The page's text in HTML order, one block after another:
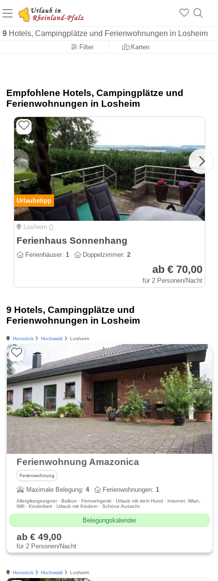
9 Hotels, Campingplätze und Ferienwohnungen in Losheim
Filter Karten
+1.500 Unterkünfte in Rheinland-Pfalz
+1.000 Sehenswürdigkeiten
Über 25 Jahre online
Empfohlene Hotels, Campingplätze und
Ferienwohnungen in Losheim
Urlaubstipp
Losheim ()
Ferienhaus Sonnenhang
Ferienhäuser: 1 Doppelzimmer: 2
ab € 70,00
für 2 Personen/Nacht
9 Hotels, Campingplätze und
Ferienwohnungen in Losheim
Hunsrück Hochwald Losheim
Ferienwohnung Amazonica
Ferienwohnung
Maximale Belegung:4 Ferienwohnungen:1
Allergikergeeignet · Balkon · Fernsehgerät · Urlaub mit dem Hund · Internet, Wlan,
Wifi · Kinderbett · Urlaub mit Kindern · Schöne Aussicht
Belegungskalender
ab € 49,00
für 2 Personen/Nacht
Hunsrück Hochwald Losheim